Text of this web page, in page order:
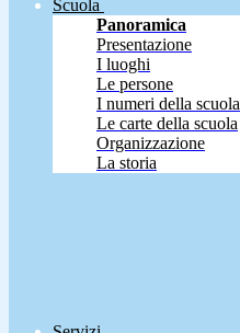
Scuola
Panoramica
Presentazione
I luoghi
Le persone
I numeri della scuola
Le carte della scuola
Organizzazione
La storia